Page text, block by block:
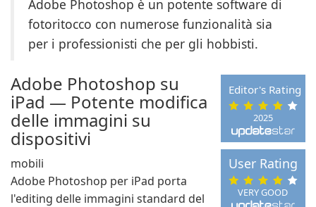
Adobe Photoshop è un potente software di
fotoritocco con numerose funzionalità sia
per i professionisti che per gli hobbisti.
2025
Editor's Rating
VERY GOOD
User Rating
Adobe Photoshop su
iPad — Potente modifica
delle immagini su
dispositivi
mobili
Adobe Photoshop per iPad porta
l'editing delle immagini standard del